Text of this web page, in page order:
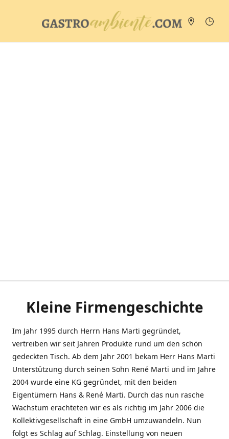
Kleine Firmengeschichte
Im Jahr 1995 durch Herrn Hans Marti gegründet,
vertreiben wir seit Jahren Produkte rund um den schön
gedeckten Tisch. Ab dem Jahr 2001 bekam Herr Hans Marti
Unterstützung durch seinen Sohn René Marti und im Jahre
2004 wurde eine KG gegründet, mit den beiden
Eigentümern Hans & René Marti. Durch das nun rasche
Wachstum erachteten wir es als richtig im Jahr 2006 die
Kollektivgesellschaft in eine GmbH umzuwandeln. Nun
folgt es Schlag auf Schlag. Einstellung von neuen